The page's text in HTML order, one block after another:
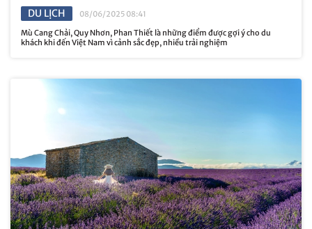
DU LỊCH
08/06/2025 08:41
Mù Cang Chải, Quy Nhơn, Phan Thiết là những điểm được gợi ý cho du
khách khi đến Việt Nam vì cảnh sắc đẹp, nhiều trải nghiệm